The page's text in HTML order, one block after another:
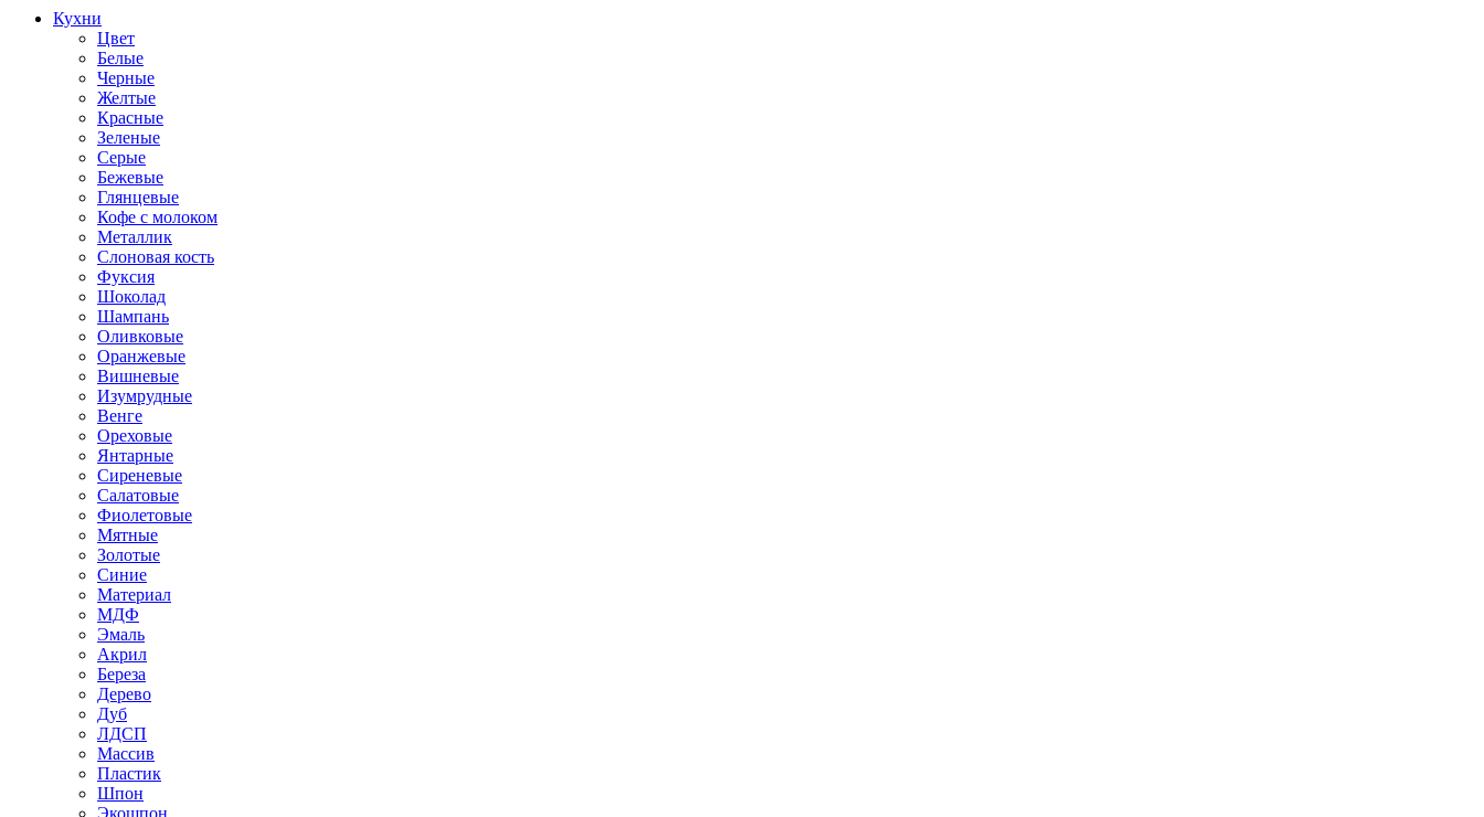
Кухни
Цвет
Белые
Черные
Желтые
Красные
Зеленые
Серые
Бежевые
Глянцевые
Кофе с молоком
Металлик
Слоновая кость
Фуксия
Шоколад
Шампань
Оливковые
Оранжевые
Вишневые
Изумрудные
Венге
Ореховые
Янтарные
Сиреневые
Салатовые
Фиолетовые
Мятные
Золотые
Синие
Материал
МДФ
Эмаль
Акрил
Береза
Дерево
Дуб
ЛДСП
Массив
Пластик
Шпон
Экошпон